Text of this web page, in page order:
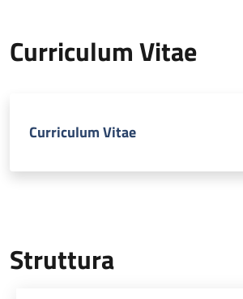
Curriculum Vitae
Curriculum Vitae
Struttura